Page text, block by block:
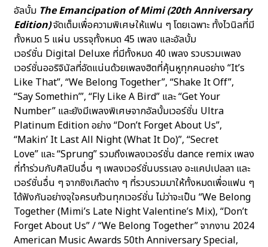
อัลบั้ม The Emancipation of Mimi (20th Anniversary
Edition)จัดเต็มเพื่อความพิเศษให้แฟน ๆ โดยเฉพาะ ทั้งไวนิลที่มี
ทั้งหมด 5 แผ่น บรรจุทั้งหมด 45 เพลง และอัลบั้ม
เวอร์ชั่น Digital Deluxe ที่มีทั้งหมด 40 เพลง รวบรวมเพลง
เวอร์ชั่นออริจินัลที่อัดแน่นด้วยเพลงฮิตที่คุ้นหูทุกคนอย่าง “It’s
Like That”, “We Belong Together”, “Shake It Off”,
“Say Somethin’”, “Fly Like A Bird” และ “Get Your
Number” และยังมีเพลงพิเศษจากอัลบั้มเวอร์ชั่น Ultra
Platinum Edition อย่าง “Don’t Forget About Us”,
“Makin’ It Last All Night (What It Do)”, “Secret
Love” และ “Sprung” รวมถึงเพลงเวอร์ชั่น dance remix เพลง
ที่ทำร่วมกับศิลปินอื่น ๆ เพลงเวอร์ชั่นบรรเลง อะแคปเปลลา และ
เวอร์ชั่นอื่น ๆ จากซิงเกิลต่าง ๆ ที่รวบรวมมาให้ทั้งหมดเพื่อแฟน ๆ
ได้ฟังกันอย่างจุใจครบถ้วนทุกเวอร์ชั่น ไม่ว่าจะเป็น “We Belong
Together (Mimi’s Late Night Valentine’s Mix), “Don’t
Forget About Us” / “We Belong Together” จากงาน 2024
American Music Awards 50th Anniversary Special,